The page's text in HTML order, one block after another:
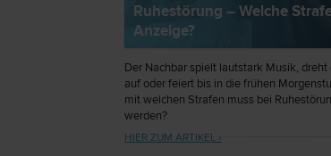
Ruhestörung – Welche
Anzeige?
Der Nachbar spielt lautstark Musik, dreht
auf oder feiert bis in die frühen
mit welchen Strafen muss bei
werden?
HIER ZUM ARTIKEL ›